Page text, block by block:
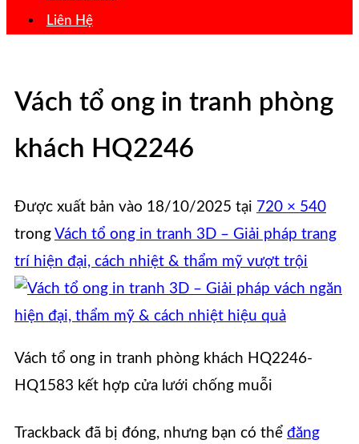
Liên Hệ
Vách tổ ong in tranh phòng
khách HQ2246
Được xuất bản vào 18/10/2025 tại 720 × 540
trong Vách tổ ong in tranh 3D – Giải pháp trang
trí hiện đại, cách nhiệt & thẩm mỹ vượt trội
Vách tổ ong in tranh phòng khách HQ2246-
HQ1583 kết hợp cửa lưới chống muỗi
Trackback đã bị đóng, nhưng bạn có thể đăng